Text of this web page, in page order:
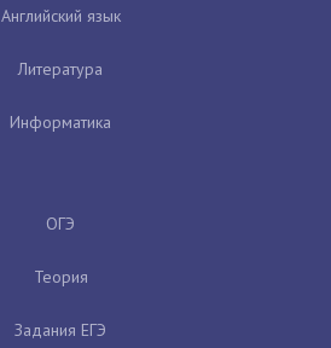
Английский язык
Литература
Информатика
ОГЭ
Теория
Задания ЕГЭ